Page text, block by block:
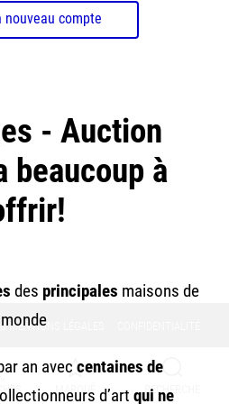
nouveau compte
- Auction
beaucoup à
des principales maisons de
an avec centaines de
d’art qui ne
MENTIONS LÉGALES
MARQUÉ RECHERCHE